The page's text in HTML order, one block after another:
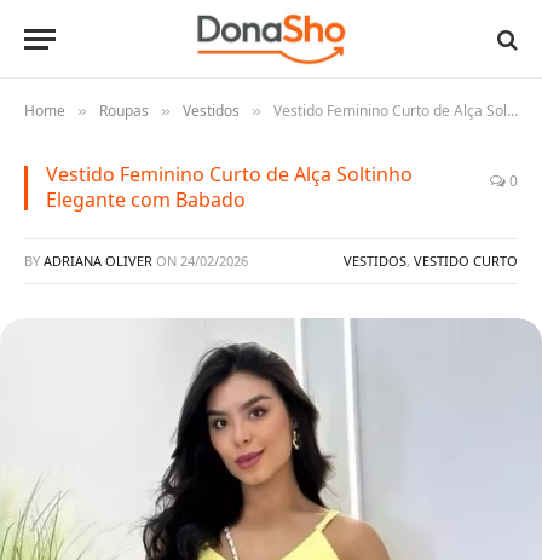
Home » Roupas » Vestidos » Vestido Feminino Curto de Alça Soltinho Elegante com Babado
Vestido Feminino Curto de Alça Soltinho
Elegante com Babado
0
BY ADRIANA OLIVER ON 24/02/2026 VESTIDOS, VESTIDO CURTO